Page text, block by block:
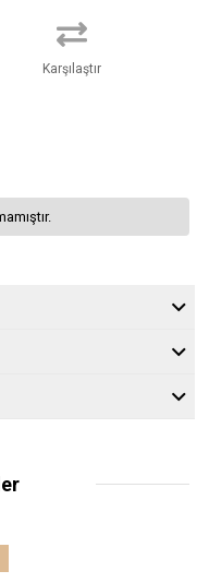
Karşılaştır